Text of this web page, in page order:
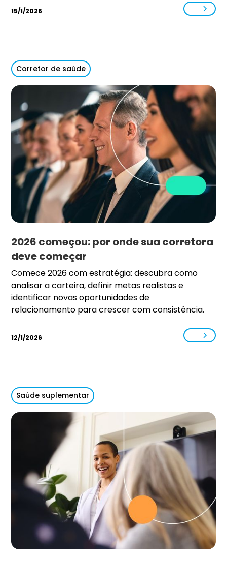
15/1/2026
Corretor de saúde
2026 começou: por onde sua corretora
deve começar
Comece 2026 com estratégia: descubra como
analisar a carteira, definir metas realistas e
identificar novas oportunidades de
relacionamento para crescer com consistência.
12/1/2026
Saúde suplementar